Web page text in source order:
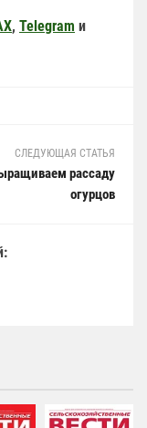
, Telegram и
СЛЕДУЮЩАЯ СТАТЬЯ
рассаду
огурцов